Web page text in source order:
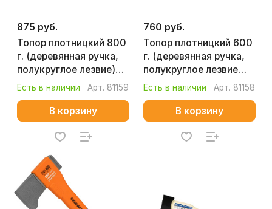
875 руб.
Топор плотницкий 800
г. (деревянная ручка,
полукруглое лезвие)
КОБАЛЬТ МАСТЕР
Есть в наличии Арт. 81159
В корзину
760 руб.
Топор плотницкий 600
г. (деревянная ручка,
полукруглое лезвие
КОБАЛЬТ МАСТЕР
Есть в наличии Арт. 81158
В корзину